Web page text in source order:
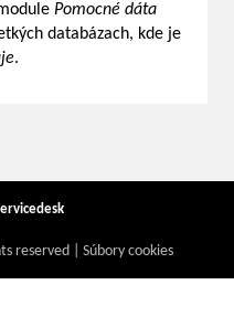
Pomocné dáta
databázach, kde je
.
reserved | Súbory cookies